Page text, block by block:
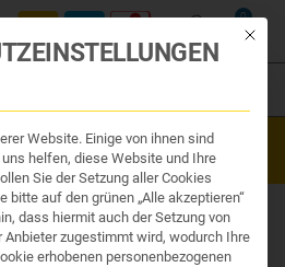
0
schnell und 24/7 für Sie da!
ab €50
Mit
Website. Einige von ihnen sind
helfen, diese Website und Ihre
Sie der Setzung aller Cookies
bitte auf den grünen „Alle akzeptieren“
dass hiermit auch der Setzung von
zugestimmt wird, wodurch Ihre
erhobenen personenbezogenen